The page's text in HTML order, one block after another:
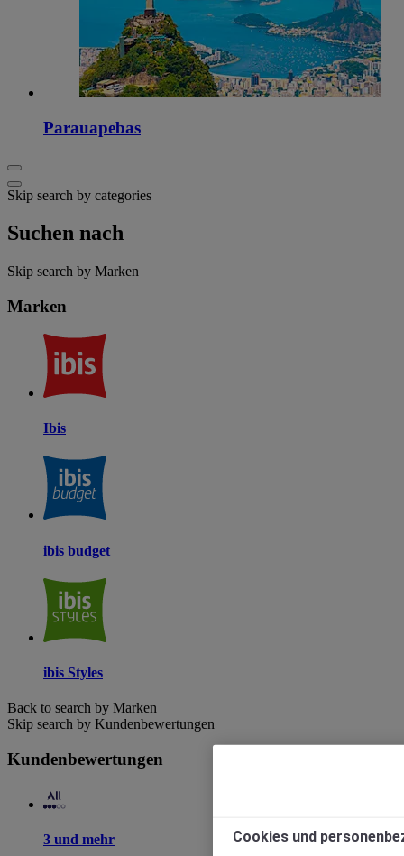
Parauapebas
Skip search by categories
Suchen nach
Skip search by Marken
Marken
Ibis
ibis budget
ibis Styles
Back to search by Marken
Skip search by Kundenbewertungen
Kundenbewertungen
3 und mehr Cookies und